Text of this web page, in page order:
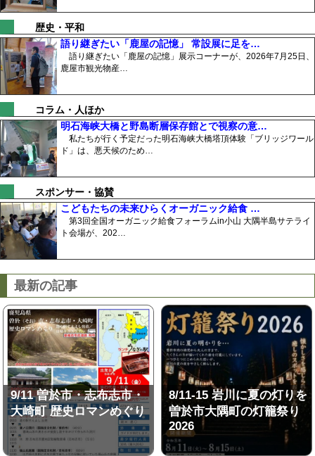
歴史・平和
語り継ぎたい「鹿屋の記憶」 常設展に足を…
語り継ぎたい「鹿屋の記憶」展示コーナーが、2026年7月25日、
鹿屋市観光物産…
コラム・人ほか
明石海峡大橋と野島断層保存館とで視察の意…
私たちが行く予定だった明石海峡大橋塔頂体験「ブリッジワール
ド」は、悪天候のため…
スポンサー・協賛
こどもたちの未来ひらくオーガニック給食 …
第3回全国オーガニック給食フォーラムin小山 大隅半島サテライ
ト会場が、202…
最新の記事
9/11 曽於市・志布志市・
大崎町 歴史ロマンめぐり
8/11-15 岩川に夏の灯りを
曽於市大隅町の灯籠祭り
2026